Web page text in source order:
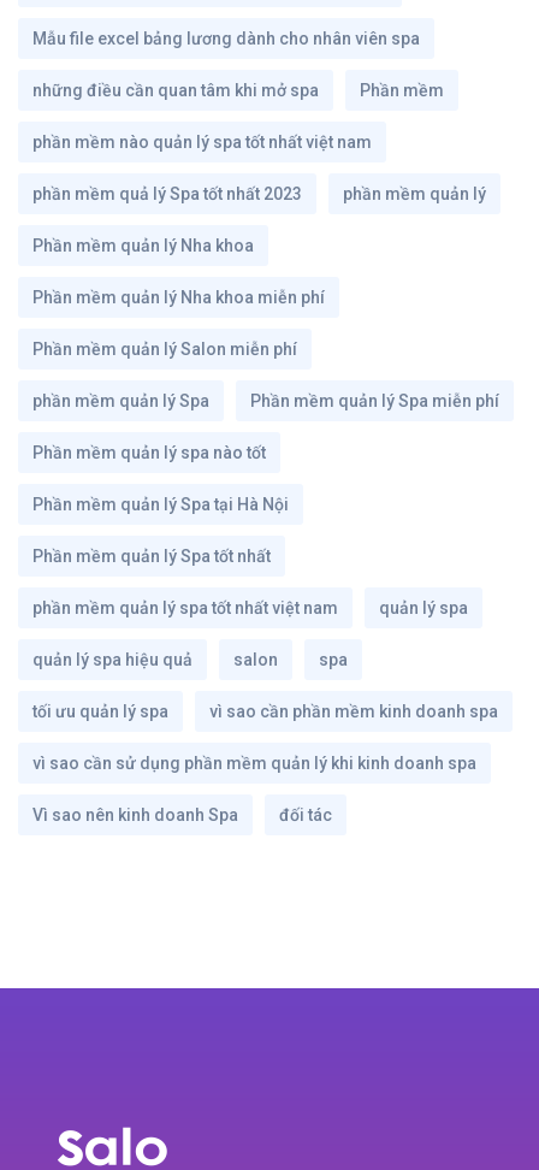
Mẫu file excel bảng lương dành cho nhân viên spa
những điều cần quan tâm khi mở spa Phần mềm
phần mềm nào quản lý spa tốt nhất việt nam
phần mềm quả lý Spa tốt nhất 2023 phần mềm quản lý
Phần mềm quản lý Nha khoa
Phần mềm quản lý Nha khoa miễn phí
Phần mềm quản lý Salon miễn phí
phần mềm quản lý Spa Phần mềm quản lý Spa miễn phí
Phần mềm quản lý spa nào tốt
Phần mềm quản lý Spa tại Hà Nội
Phần mềm quản lý Spa tốt nhất
phần mềm quản lý spa tốt nhất việt nam quản lý spa
quản lý spa hiệu quả salon spa
tối ưu quản lý spa vì sao cần phần mềm kinh doanh spa
vì sao cần sử dụng phần mềm quản lý khi kinh doanh spa
Vì sao nên kinh doanh Spa đối tác